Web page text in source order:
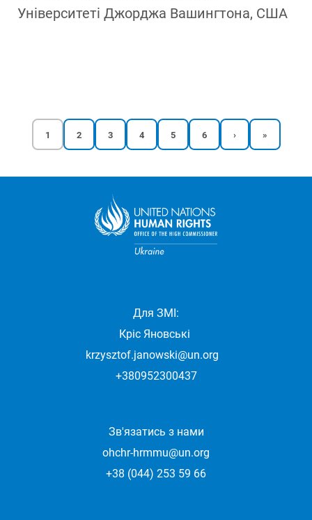
Університеті Джорджа Вашингтона, США
Розбивка
сторінки
Поточна
сторінка
1 Доповіді
2 Доповіді
3 Доповіді
4 Доповіді
5 Доповіді
6 Наступна
сторінка
› Остання
сторінка
»
Для ЗМІ:
Кріс Яновські
krzysztof.janowski@un.org
+380952300437
Зв'язатись з нами
ohchr-hrmmu@un.org
+38 (044) 253 59 66